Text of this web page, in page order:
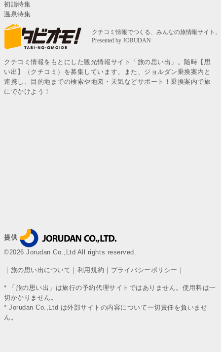
初詣特集
温泉特集
クチコミ情報をもとにした観光情報サイト「旅の思い出」。随時【思
い出】（クチコミ）を募集しています。また、ジョルダン乗換案内と
連携し、目的地までの検索や地図・天気などサポート！乗換案内で旅
にでかけよう！
提供
©2026 Jorudan Co.,Ltd All rights reserved.
｜ 旅の思い出について ｜ 利用規約 ｜ プライバシーポリシー ｜
* 「旅の思い出」は旅行の予約代理サイトではありません。使用料は一
切かかりません。
* Jorudan Co.,Ltd は外部サイトの内容について一切責任を負いませ
ん。